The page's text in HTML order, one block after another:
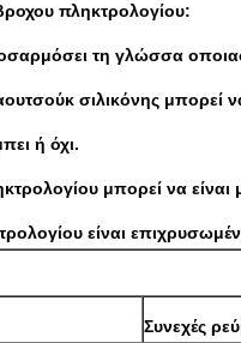
πληκτρολογίου:
τη γλώσσα
σιλικόνης μπορεί
ή όχι.
μπορεί να είναι
είναι
Συνεχές